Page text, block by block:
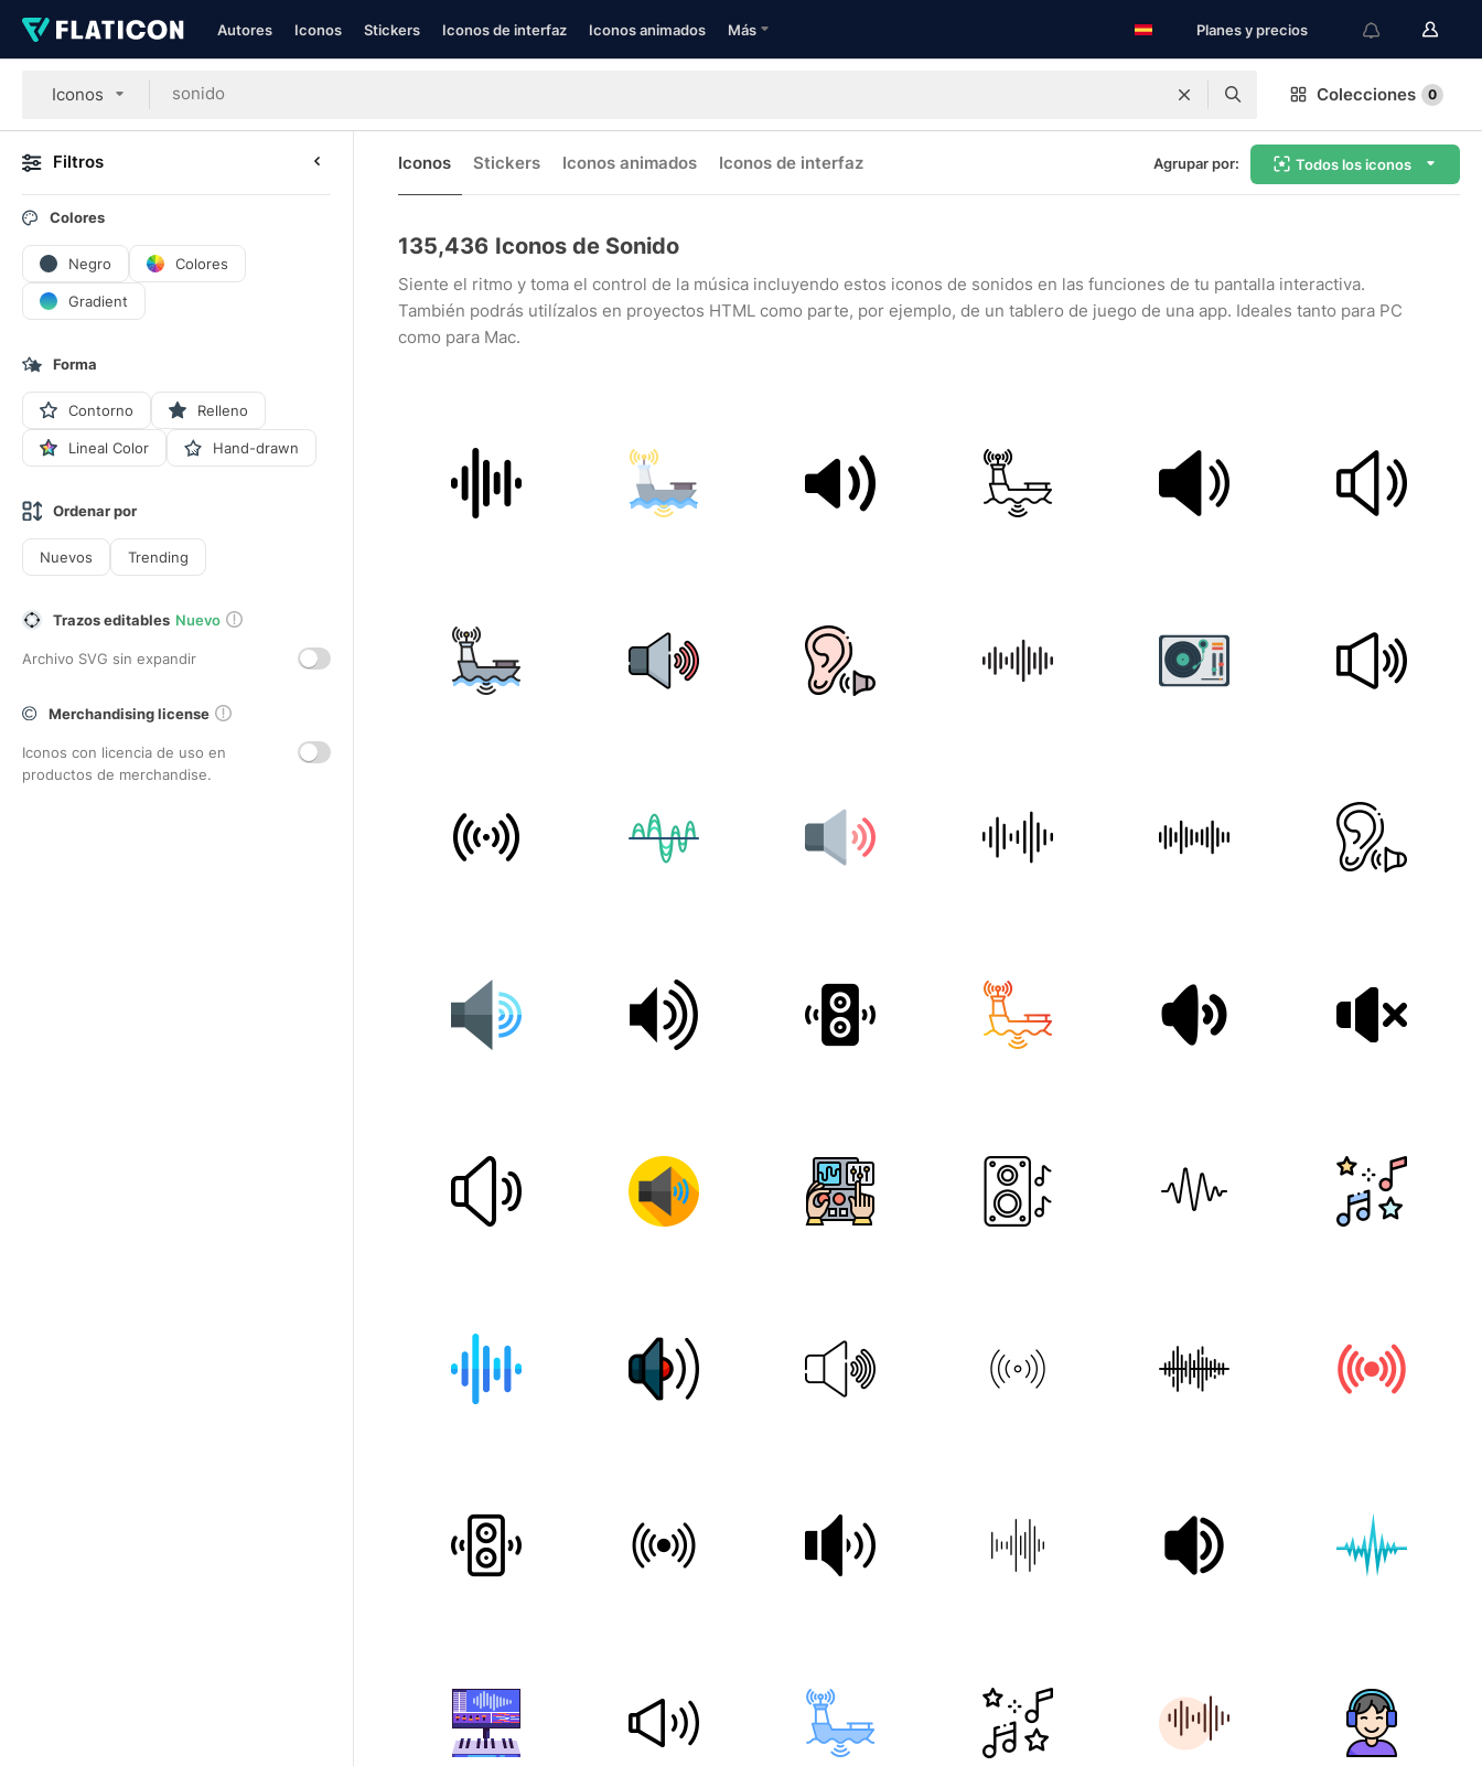
Autores Iconos Stickers Iconos de interfaz Iconos animados Más Planes y precios
Iconos Colecciones 0
Filtros
Colores
Negro Colores
Gradient
Forma
Contorno Relleno
Lineal Color Hand-drawn
Ordenar por
Nuevos Trending
Trazos editables Nuevo
Archivo SVG sin expandir
Merchandising license
Iconos con licencia de uso en
productos de merchandise.
Iconos Stickers Iconos animados Iconos de interfaz Agrupar por: Todos los iconos
135,436 Iconos de Sonido
Siente el ritmo y toma el control de la música incluyendo estos iconos de sonidos en las funciones de tu pantalla interactiva.
También podrás utilízalos en proyectos HTML como parte, por ejemplo, de un tablero de juego de una app. Ideales tanto para PC
como para Mac.